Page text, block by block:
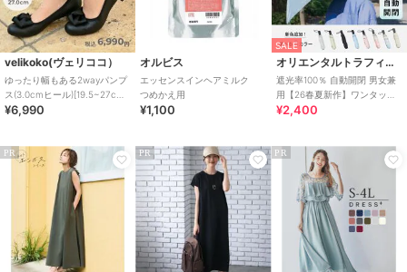
velikoko(ヴェリココ）
ゆったり幅もある2wayパンプ
ス(3.0cmヒール)[19.5~27cm]
ラクチンきれいシューズ
¥6,990
オルビス
エッセンスインヘアミルク
つめかえ用
¥1,100
SALE
オリエンタルトラフィック
遮光率100％ 自動開閉 男女兼
用【26春夏新作】ワンタッチ
晴雨兼用 折りたたみ傘 /G-
¥2,400
PR PR PR